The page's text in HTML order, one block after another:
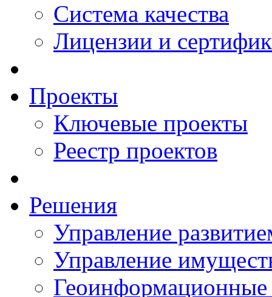
Система качества
Лицензии и
Проекты
Ключевые проекты
Реестр проектов
Решения
Управление
Управление